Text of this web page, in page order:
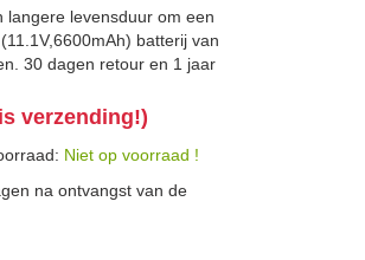
langere levensduur om een
batterij van
30 dagen retour en 1 jaar
verzending!)
Niet op voorraad !
na ontvangst van de